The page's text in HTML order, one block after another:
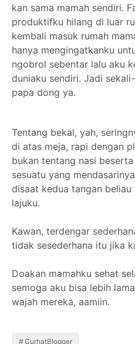
kan sama mamah sendiri.
produktifku hilang di luar
kembali masuk rumah
hanya mengingatkanku
ngobrol sebentar lalu aku
duniaku sendiri. Jadi
papa dong ya.
Tentang bekal, yah,
di atas meja, rapi dengan
bukan tentang nasi
sesuatu yang
disaat kedua tangan
lajuku.
Kawan, terdengar
tidak sesederhana itu jika
Doakan mamahku sehat
semoga aku bisa lebih
wajah mereka, aamiin.
CurhatBlogger